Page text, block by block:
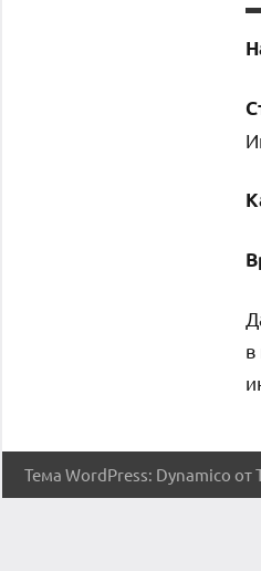
Тема WordPress: Dynamico от